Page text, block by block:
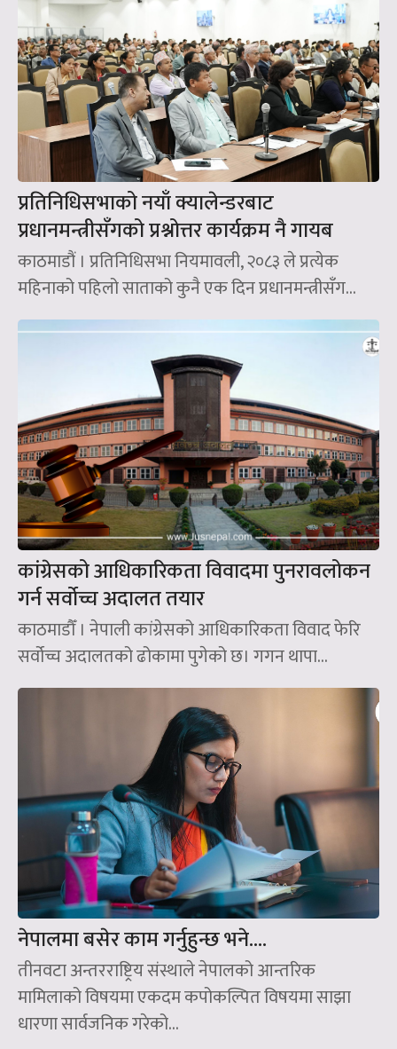
प्रतिनिधिसभाको नयाँ क्यालेन्डरबाट
प्रधानमन्त्रीसँगको प्रश्नोत्तर कार्यक्रम नै गायब
काठमाडौं । प्रतिनिधिसभा नियमावली, २०८३ ले प्रत्येक
महिनाको पहिलो साताको कुनै एक दिन प्रधानमन्त्रीसँग...
कांग्रेसको आधिकारिकता विवादमा पुनरावलोकन
गर्न सर्वोच्च अदालत तयार
काठमाडौँ । नेपाली कांग्रेसको आधिकारिकता विवाद फेरि
सर्वोच्च अदालतको ढोकामा पुगेको छ। गगन थापा...
नेपालमा बसेर काम गर्नुहुन्छ भने….
तीनवटा अन्तरराष्ट्रिय संस्थाले नेपालको आन्तरिक
मामिलाको विषयमा एकदम कपोकल्पित विषयमा साझा
धारणा सार्वजनिक गरेको...